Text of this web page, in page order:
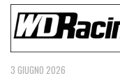
3 GIUGNO 2026